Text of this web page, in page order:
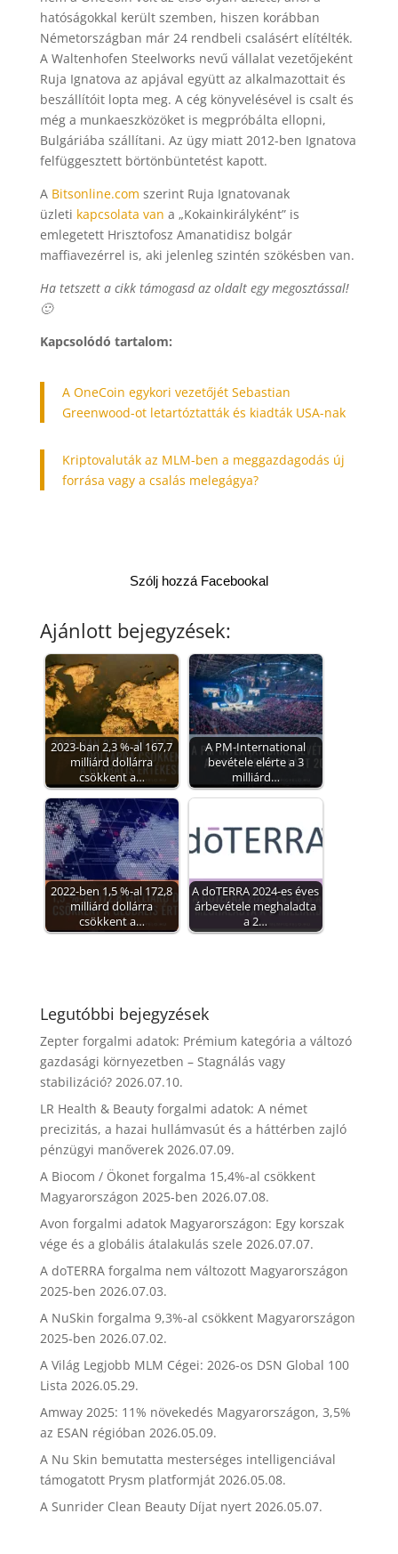
hatóságokkal került szemben, hiszen korábban
Németországban már 24 rendbeli csalásért elítélték.
A Waltenhofen Steelworks nevű vállalat vezetőjeként
Ruja Ignatova az apjával együtt az alkalmazottait és
beszállítóit lopta meg. A cég könyvelésével is csalt és
még a munkaeszközöket is megpróbálta ellopni,
Bulgáriába szállítani. Az ügy miatt 2012-ben Ignatova
felfüggesztett börtönbüntetést kapott.
A Bitsonline.com szerint Ruja Ignatovanak
üzleti kapcsolata van a „Kokainkirályként” is
emlegetett Hrisztofosz Amanatidisz bolgár
maffiavezérrel is, aki jelenleg szintén szökésben van.
Ha tetszett a cikk támogasd az oldalt egy megosztással!
🙂
Kapcsolódó tartalom:
A OneCoin egykori vezetőjét Sebastian
Greenwood-ot letartóztatták és kiadták USA-nak
Kriptovaluták az MLM-ben a meggazdagodás új
forrása vagy a csalás melegágya?
Szólj hozzá Facebookal
Ajánlott bejegyzések:
2023-ban 2,3 %-al 167,7
milliárd dollárra
csökkent a…
A PM-International
bevétele elérte a 3
milliárd…
2022-ben 1,5 %-al 172,8
milliárd dollárra
csökkent a…
A doTERRA 2024-es éves
árbevétele meghaladta
a 2…
Legutóbbi bejegyzések
Zepter forgalmi adatok: Prémium kategória a változó
gazdasági környezetben – Stagnálás vagy
stabilizáció? 2026.07.10.
LR Health & Beauty forgalmi adatok: A német
precizitás, a hazai hullámvasút és a háttérben zajló
pénzügyi manőverek 2026.07.09.
A Biocom / Ökonet forgalma 15,4%-al csökkent
Magyarországon 2025-ben 2026.07.08.
Avon forgalmi adatok Magyarországon: Egy korszak
vége és a globális átalakulás szele 2026.07.07.
A doTERRA forgalma nem változott Magyarországon
2025-ben 2026.07.03.
A NuSkin forgalma 9,3%-al csökkent Magyarországon
2025-ben 2026.07.02.
A Világ Legjobb MLM Cégei: 2026-os DSN Global 100
Lista 2026.05.29.
Amway 2025: 11% növekedés Magyarországon, 3,5%
az ESAN régióban 2026.05.09.
A Nu Skin bemutatta mesterséges intelligenciával
támogatott Prysm platformját 2026.05.08.
A Sunrider Clean Beauty Díjat nyert 2026.05.07.